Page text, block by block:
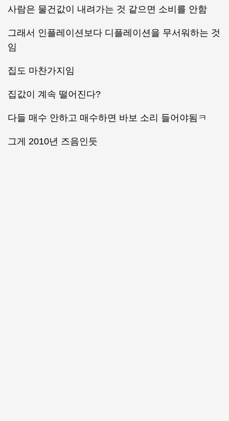
사람은 물건값이 내려가는 것 같으면 소비를 안함
그래서 인플레이션보다 디플레이션을 무서워하는 것
임
집도 마찬가지임
집값이 계속 떨어진다?
다들 매수 안하고 매수하면 바보 소리 들어야됨ㅋ
그게 2010년 즈음인듯